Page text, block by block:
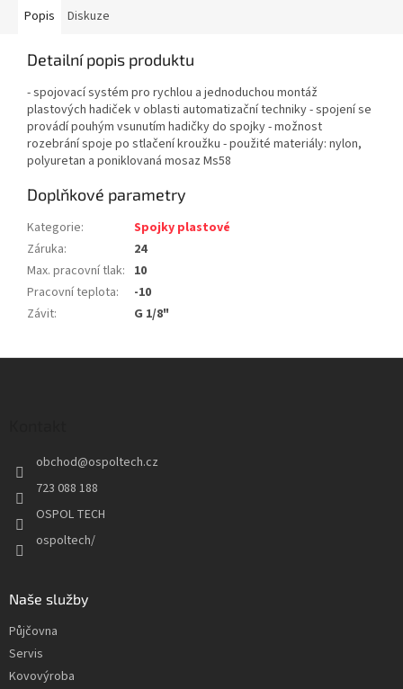
Popis Diskuze
Detailní popis produktu
- spojovací systém pro rychlou a jednoduchou montáž
plastových hadiček v oblasti automatizační techniky - spojení se
provádí pouhým vsunutím hadičky do spojky - možnost
rozebrání spoje po stlačení kroužku - použité materiály: nylon,
polyuretan a poniklovaná mosaz Ms58
Doplňkové parametry
Kategorie:
Spojky plastové
Záruka:
24
Max. pracovní tlak: 10
Pracovní teplota:
-10
Závit: G 1/8"
obchod@ospoltech.cz
723 088 188
OSPOL TECH
ospoltech/
Naše služby
Půjčovna
Servis
Kovovýroba